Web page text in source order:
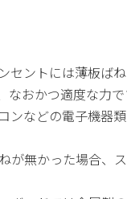
ントには薄板
おかつ適度な力で
などの電子機
無かった場合